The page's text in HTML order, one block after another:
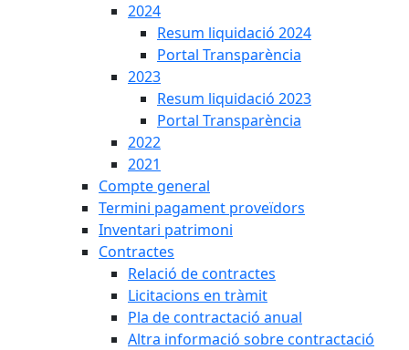
2024
Resum liquidació 2024
Portal Transparència
2023
Resum liquidació 2023
Portal Transparència
2022
2021
Compte general
Termini pagament proveïdors
Inventari patrimoni
Contractes
Relació de contractes
Licitacions en tràmit
Pla de contractació anual
Altra informació sobre contractació